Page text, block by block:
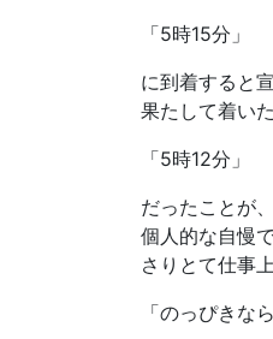
「5時15分」
に到着すると
果たして着い
「5時12分」
だったことが、
個人的な自慢
さりとて仕事
「のっぴきな